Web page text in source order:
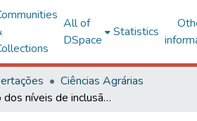
All of
DSpace
Statistics
Ciências Agrárias
Efeito dos níveis de inclusão de fibra fisicamente efetiva proveniente de cana-de-açúcar em dietas de grão inteiro sobre os parâmetros ingestivos, digestivos e ruminais